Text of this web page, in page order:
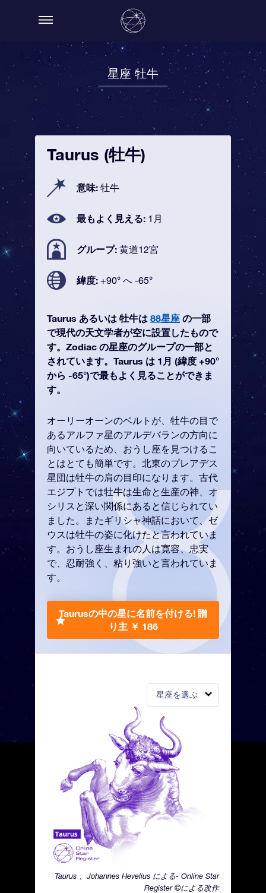
星座 牡牛
星座を選ぶ
Taurus 、Johannes Hevelius による- Online Star
Register ©による改作
Taurus (牡牛)
意味: 牡牛
最もよく見える: 1月
グループ: 黄道12宮
緯度: +90° へ -65°
Taurus あるいは 牡牛は 88星座 の一部
で現代の天文学者が空に設置したもので
す。Zodiac の星座のグループの一部と
されています。Taurus は 1月 (緯度 +90°
から -65°)で最もよく見ることができま
す。
オーリーオーンのベルトが、牡牛の目で
あるアルファ星のアルデバランの方向に
向いているため、おうし座を見つけるこ
とはとても簡単です。北東のプレアデス
星団は牡牛の肩の目印になります。古代
エジプトでは牡牛は生命と生産の神、オ
シリスと深い関係にあると信じられてい
ました。またギリシャ神話において、ゼ
ウスは牡牛の姿に化けたと言われていま
す。おうし座生まれの人は寛容、忠実
で、忍耐強く、粘り強いと言われていま
す。
Taurusの中の星に名前を付ける! 贈
り主 ￥ 186